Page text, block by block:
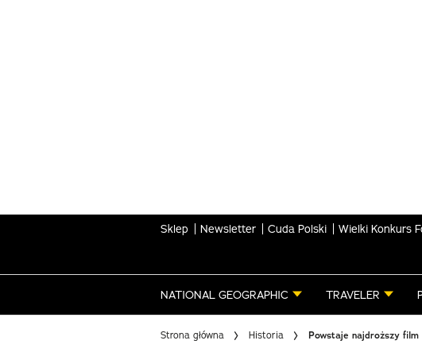
Sklep Newsletter Cuda Polski Wielki Konkurs
NATIONAL GEOGRAPHIC TRAVELER
Strona główna Historia Powstaje najdroższy film